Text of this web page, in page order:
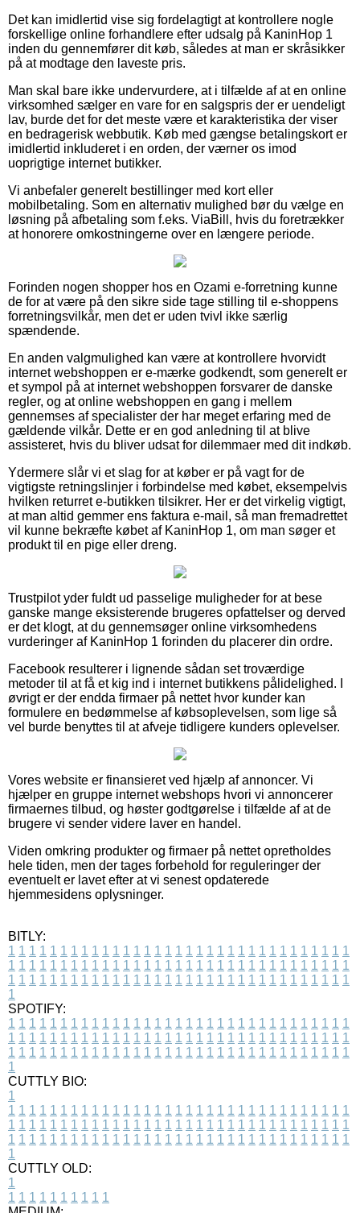
Det kan imidlertid vise sig fordelagtigt at kontrollere nogle
forskellige online forhandlere efter udsalg på KaninHop 1
inden du gennemfører dit køb, således at man er skråsikker
på at modtage den laveste pris.
Man skal bare ikke undervurdere, at i tilfælde af at en online
virksomhed sælger en vare for en salgspris der er uendeligt
lav, burde det for det meste være et karakteristika der viser
en bedragerisk webbutik. Køb med gængse betalingskort er
imidlertid inkluderet i en orden, der værner os imod
uoprigtige internet butikker.
Vi anbefaler generelt bestillinger med kort eller
mobilbetaling. Som en alternativ mulighed bør du vælge en
løsning på afbetaling som f.eks. ViaBill, hvis du foretrækker
at honorere omkostningerne over en længere periode.
Forinden nogen shopper hos en Ozami e-forretning kunne
de for at være på den sikre side tage stilling til e-shoppens
forretningsvilkår, men det er uden tvivl ikke særlig
spændende.
En anden valgmulighed kan være at kontrollere hvorvidt
internet webshoppen er e-mærke godkendt, som generelt er
et sympol på at internet webshoppen forsvarer de danske
regler, og at online webshoppen en gang i mellem
gennemses af specialister der har meget erfaring med de
gældende vilkår. Dette er en god anledning til at blive
assisteret, hvis du bliver udsat for dilemmaer med dit indkøb.
Ydermere slår vi et slag for at køber er på vagt for de
vigtigste retningslinjer i forbindelse med købet, eksempelvis
hvilken returret e-butikken tilsikrer. Her er det virkelig vigtigt,
at man altid gemmer ens faktura e-mail, så man fremadrettet
vil kunne bekræfte købet af KaninHop 1, om man søger et
produkt til en pige eller dreng.
Trustpilot yder fuldt ud passelige muligheder for at bese
ganske mange eksisterende brugeres opfattelser og derved
er det klogt, at du gennemsøger online virksomhedens
vurderinger af KaninHop 1 forinden du placerer din ordre.
Facebook resulterer i lignende sådan set troværdige
metoder til at få et kig ind i internet butikkens pålidelighed. I
øvrigt er der endda firmaer på nettet hvor kunder kan
formulere en bedømmelse af købsoplevelsen, som lige så
vel burde benyttes til at afveje tidligere kunders oplevelser.
Vores website er finansieret ved hjælp af annoncer. Vi
hjælper en gruppe internet webshops hvori vi annoncerer
firmaernes tilbud, og høster godtgørelse i tilfælde af at de
brugere vi sender videre laver en handel.
Viden omkring produkter og firmaer på nettet opretholdes
hele tiden, men der tages forbehold for reguleringer der
eventuelt er lavet efter at vi senest opdaterede
hjemmesidens oplysninger.
BITLY:
1 1 1 1 1 1 1 1 1 1 1 1 1 1 1 1 1 1 1 1 1 1 1 1 1 1 1 1 1 1 1 1 1
1 1 1 1 1 1 1 1 1 1 1 1 1 1 1 1 1 1 1 1 1 1 1 1 1 1 1 1 1 1 1 1 1
1 1 1 1 1 1 1 1 1 1 1 1 1 1 1 1 1 1 1 1 1 1 1 1 1 1 1 1 1 1 1 1 1
1
SPOTIFY:
1 1 1 1 1 1 1 1 1 1 1 1 1 1 1 1 1 1 1 1 1 1 1 1 1 1 1 1 1 1 1 1 1
1 1 1 1 1 1 1 1 1 1 1 1 1 1 1 1 1 1 1 1 1 1 1 1 1 1 1 1 1 1 1 1 1
1 1 1 1 1 1 1 1 1 1 1 1 1 1 1 1 1 1 1 1 1 1 1 1 1 1 1 1 1 1 1 1 1
1
CUTTLY BIO:
1
1 1 1 1 1 1 1 1 1 1 1 1 1 1 1 1 1 1 1 1 1 1 1 1 1 1 1 1 1 1 1 1 1
1 1 1 1 1 1 1 1 1 1 1 1 1 1 1 1 1 1 1 1 1 1 1 1 1 1 1 1 1 1 1 1 1
1 1 1 1 1 1 1 1 1 1 1 1 1 1 1 1 1 1 1 1 1 1 1 1 1 1 1 1 1 1 1 1 1
1
CUTTLY OLD:
1
1 1 1 1 1 1 1 1 1 1